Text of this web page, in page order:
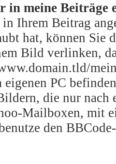
in meine Beiträge
Ihrem Beitrag
hat, können Sie
Bild verlinken,
eigenen PC
die nur
Mailboxen, mit
den